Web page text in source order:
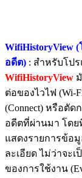
WifiHistoryView
อดีต) : สำหรับโป
WifiHistoryView
ต่อของไวไฟ (Wi-
(Connect) หรือตัด
อดีตที่ผ่านมา โดย
แสดงรายการข้อ
ละเอียด ไม่ว่าจะเ
ของการใช้งาน